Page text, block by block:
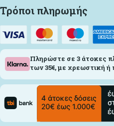
Τρόποι πληρωμής
Πληρώστε σε 3 άτοκες
των 35€, με χρεωστική ή